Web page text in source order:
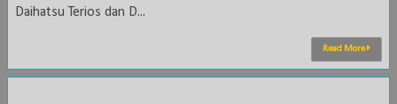
Daihatsu Terios dan D...
Read More